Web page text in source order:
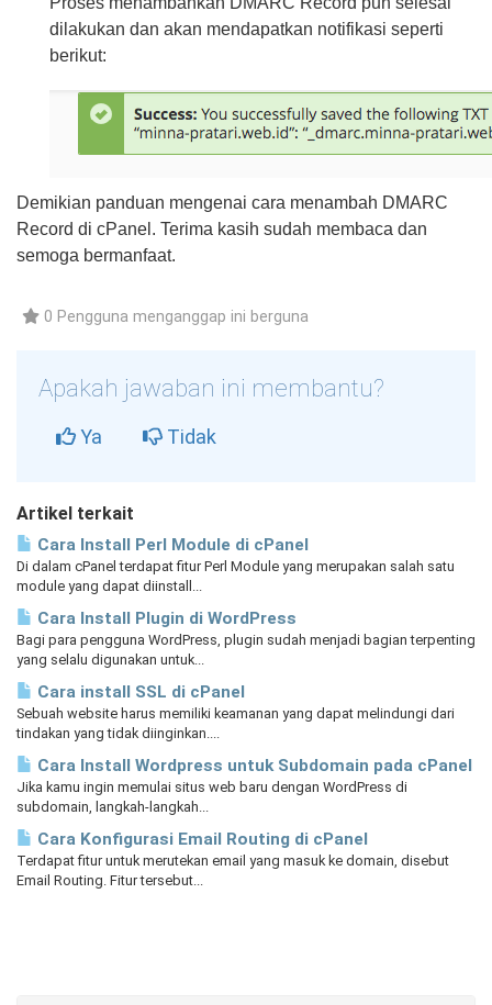
dilakukan dan akan mendapatkan notifikasi seperti
berikut:
Demikian panduan mengenai cara menambah DMARC
Record di cPanel. Terima kasih sudah membaca dan
semoga bermanfaat.
0 Pengguna menganggap ini berguna
Apakah jawaban ini membantu?
Ya Tidak
Artikel terkait
Cara Install Perl Module di cPanel
Di dalam cPanel terdapat fitur Perl Module yang merupakan salah satu
module yang dapat diinstall...
Cara Install Plugin di WordPress
Bagi para pengguna WordPress, plugin sudah menjadi bagian terpenting
yang selalu digunakan untuk...
Cara install SSL di cPanel
Sebuah website harus memiliki keamanan yang dapat melindungi dari
tindakan yang tidak diinginkan....
Cara Install Wordpress untuk Subdomain pada cPanel
Jika kamu ingin memulai situs web baru dengan WordPress di
subdomain, langkah-langkah...
Cara Konfigurasi Email Routing di cPanel
Terdapat fitur untuk merutekan email yang masuk ke domain, disebut
Email Routing. Fitur tersebut...